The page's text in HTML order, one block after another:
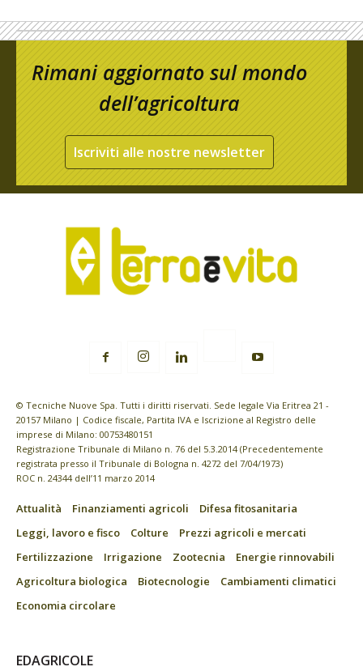
Rimani aggiornato sul mondo
dell’agricoltura
Iscriviti alle nostre newsletter
© Tecniche Nuove Spa. Tutti i diritti riservati. Sede legale Via Eritrea 21 -
20157 Milano | Codice fiscale, Partita IVA e Iscrizione al Registro delle
imprese di Milano: 00753480151
Registrazione Tribunale di Milano n. 76 del 5.3.2014 (Precedentemente
registrata presso il Tribunale di Bologna n. 4272 del 7/04/1973)
ROC n. 24344 dell’11 marzo 2014
Attualità Finanziamenti agricoli
Difesa fitosanitaria
Leggi, lavoro e fisco
Colture
Prezzi agricoli e mercati
Fertilizzazione
Irrigazione Zootecnia
Energie rinnovabili
Agricoltura biologica
Biotecnologie
Cambiamenti climatici
Economia circolare
EDAGRICOLE